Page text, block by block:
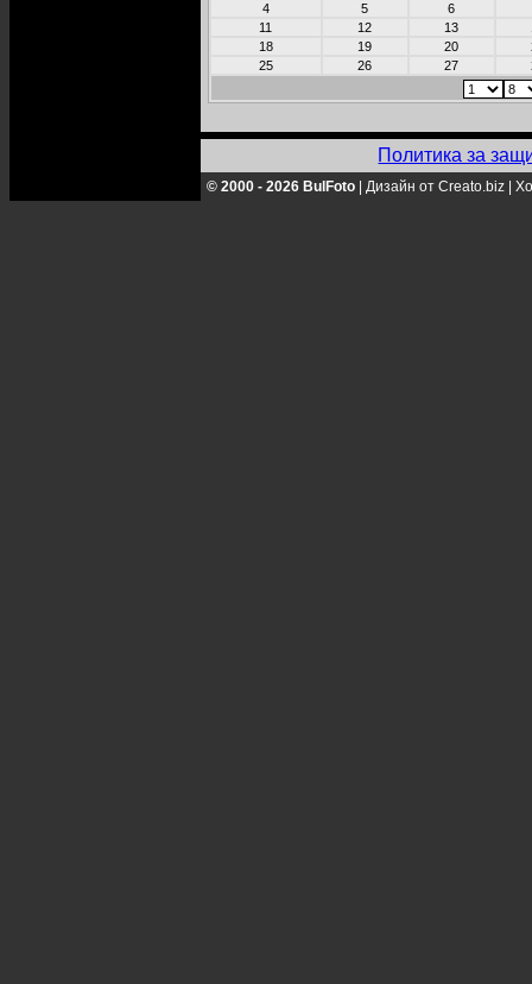
4 5
6
11
12 13
18
19 20
25
26 27
Политика за
© 2000 - 2026 BulFoto Дизайн от Creato.biz